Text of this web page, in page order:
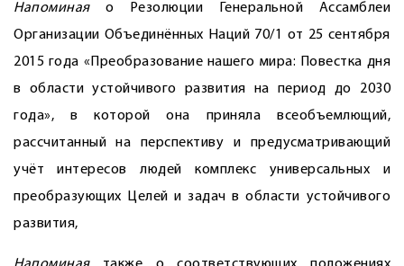
Напоминаяо Резолюции Генеральной Ассамблеи
Организации Объединённых Наций 70/1 от 25 сентября
2015 года «Преобразование нашего мира: Повестка дня
в области устойчивого развития на период до 2030
года», в которой она приняла всеобъемлющий,
рассчитанный на перспективу и предусматривающий
учёт интересов людей комплекс универсальных и
преобразующих Целей и задач в области устойчивого
развития,